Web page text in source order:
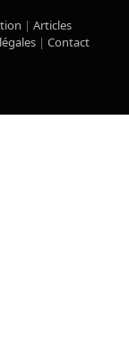
| Articles
| Contact